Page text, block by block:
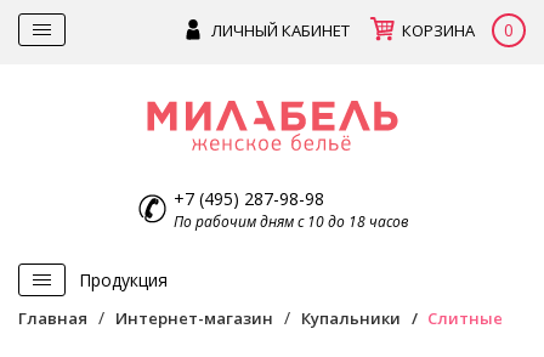
ЛИЧНЫЙ КАБИНЕТ КОРЗИНА 0
+7 (495) 287-98-98
По рабочим дням с 10 до 18 часов
Продукция
Главная Интернет-магазин Купальники Слитные